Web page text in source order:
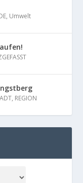
, Umwelt
, REGION